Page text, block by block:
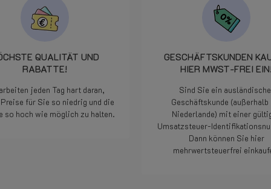
QUALITÄT UND
RABATTE!
jeden Tag hart daran,
für Sie so niedrig und die
so hoch wie möglich zu halten.
GESCHÄFTSKUNDEN
HIER MWST-FREI
Sind Sie ein
Geschäftskunde (außerhalb
Niederlande) mit einer
Umsatzsteuer-
Dann können Sie hier
mehrwertsteuerfrei